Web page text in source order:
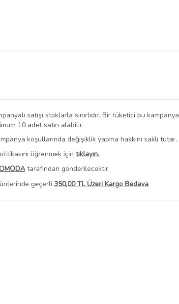
satışı stoklarla sınırlıdır. Bir tüketici bu kampanya
10 adet satın alabilir.
koşullarında değişiklik yapma hakkını saklı tutar.
öğrenmek için tıklayın.
tarafından gönderilecektir.
geçerli 350,00 TL Üzeri Kargo Bedava
Ürünlerini Görüntüle